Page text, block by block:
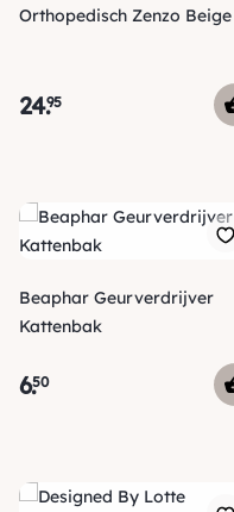
Orthopedisch Zenzo Beige
24.95
Beaphar Geurverdrijver
Kattenbak
6.50